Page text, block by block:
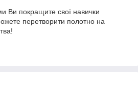
Ви покращите свої навички
перетворити полотно на